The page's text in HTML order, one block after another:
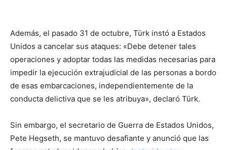
Además, el pasado 31 de octubre, Türk instó a Estados
Unidos a cancelar sus ataques: «Debe detener tales
operaciones y adoptar todas las medidas necesarias para
impedir la ejecución extrajudicial de las personas a bordo
de esas embarcaciones, independientemente de la
conducta delictiva que se les atribuya», declaró Türk.
Sin embargo, el secretario de Guerra de Estados Unidos,
Pete Hegseth, se mantuvo desafiante y anunció que las